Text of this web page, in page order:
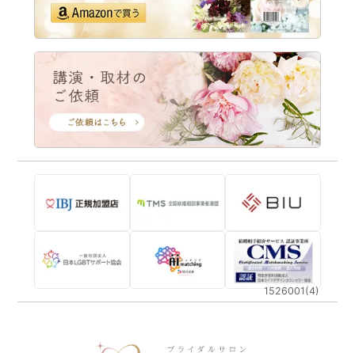
1526001(4)